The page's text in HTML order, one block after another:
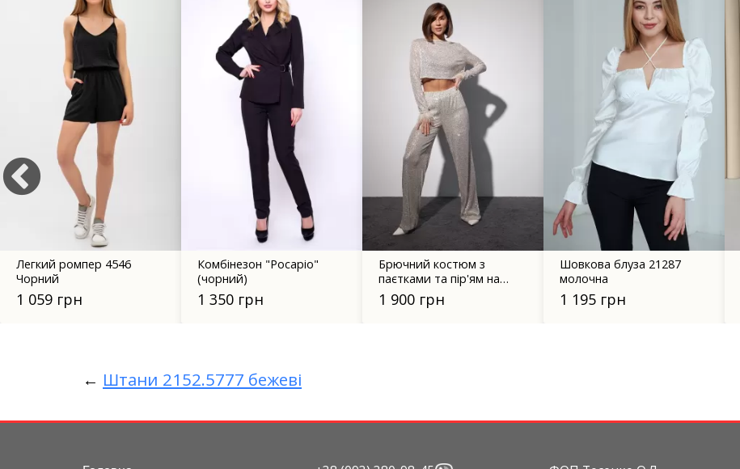
Легкий ромпер 4546
Чорний
1 059 грн
Комбінезон "Росаріо"
(чорний)
1 350 грн
Брючний костюм з
паєтками та пір'ям на
рукавах - 9549 бежевий
1 900 грн
Шовкова блуза 21287
молочна
1 195 грн
← Штани 2152.5777 бежеві